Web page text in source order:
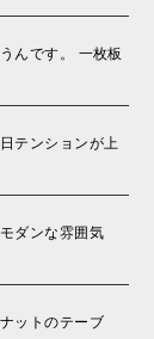
んです。 一枚板
テンションが上
ダンな雰囲気
ットのテーブ